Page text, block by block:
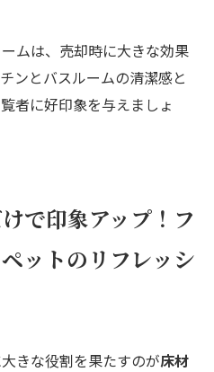
ムは、売却時に大きな効果
ンとバスルームの清潔感と
者に好印象を与えましょ
で印象アップ！フ
ットのリフレッシ
きな役割を果たすのが床材